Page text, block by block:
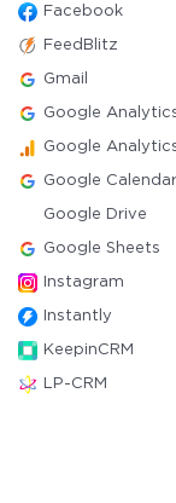
Facebook
FeedBlitz
Gmail
Google
Google
Google Calendar
Google Drive
Google Sheets
Instagram
Instantly
KeepinCRM
LP-CRM